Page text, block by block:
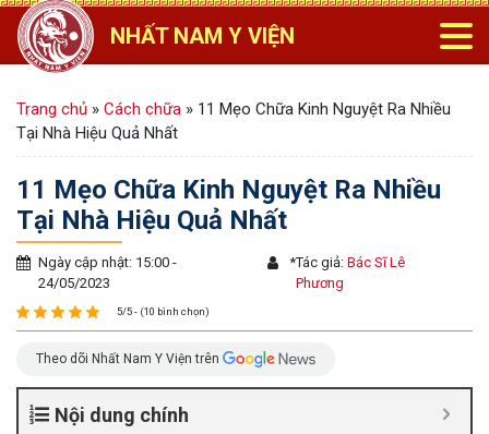
NHẤT NAM Y VIỆN
Trang chủ » Cách chữa » 11 Mẹo Chữa Kinh Nguyệt Ra Nhiều
Tại Nhà Hiệu Quả Nhất
11 Mẹo Chữa Kinh Nguyệt Ra Nhiều
Tại Nhà Hiệu Quả Nhất
Ngày cập nhật: 15:00 -
24/05/2023
*Tác giả:Bác Sĩ Lê
Phương
5/5 - (10 bình chọn)
Theo dõi Nhất Nam Y Viện trên
Nội dung chính